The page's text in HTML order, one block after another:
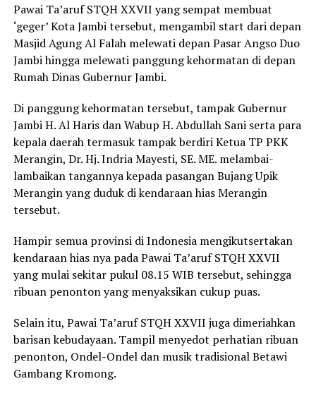
Pawai Ta’aruf STQH XXVII yang sempat membuat
‘geger’ Kota Jambi tersebut, mengambil start dari depan
Masjid Agung Al Falah melewati depan Pasar Angso Duo
Jambi hingga melewati panggung kehormatan di depan
Rumah Dinas Gubernur Jambi.
Di panggung kehormatan tersebut, tampak Gubernur
Jambi H. Al Haris dan Wabup H. Abdullah Sani serta para
kepala daerah termasuk tampak berdiri Ketua TP PKK
Merangin, Dr. Hj. Indria Mayesti, SE. ME. melambai-
lambaikan tangannya kepada pasangan Bujang Upik
Merangin yang duduk di kendaraan hias Merangin
tersebut.
Hampir semua provinsi di Indonesia mengikutsertakan
kendaraan hias nya pada Pawai Ta’aruf STQH XXVII
yang mulai sekitar pukul 08.15 WIB tersebut, sehingga
ribuan penonton yang menyaksikan cukup puas.
Selain itu, Pawai Ta’aruf STQH XXVII juga dimeriahkan
barisan kebudayaan. Tampil menyedot perhatian ribuan
penonton, Ondel-Ondel dan musik tradisional Betawi
Gambang Kromong.